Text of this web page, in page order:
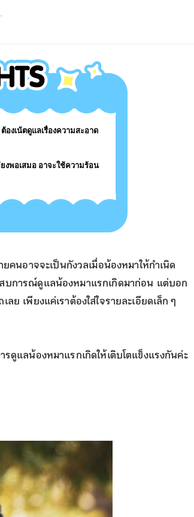
งเน้ตดูแลเรื่องความสะอาด
งพอเสมอ อาจะใช้ความร้อน
นอาจจะเป็นกังวลเมื่อน้องหมาให้กำเนิด
สบการณ์ดูแลน้องหมาแรกเกิดมาก่อน แต่บอก
ย เพียงแค่เราต้องใส่ใจรายละเอียดเล็ก ๆ
ดูแลน้องหมาแรกเกิดให้เติบโตแข็งแรงกันค่ะ